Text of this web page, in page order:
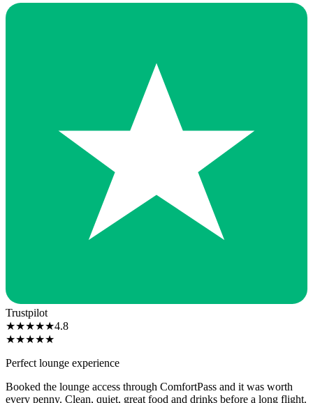
Trustpilot
★★★★★4.8
★★★★★
Perfect lounge experience
Booked the lounge access through ComfortPass and it was worth
every penny. Clean, quiet, great food and drinks before a long flight.